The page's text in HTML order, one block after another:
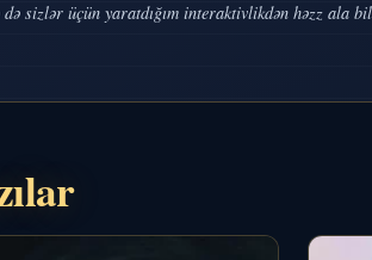
sizlər üçün yaratdığım interaktivlikdən həzz ala